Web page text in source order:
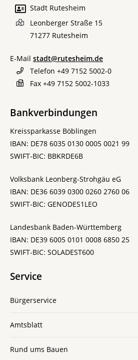
Stadt Rutesheim
Leonberger Straße 15
71277 Rutesheim
E-Mail stadt@rutesheim.de
Telefon +49 7152 5002-0
Fax +49 7152 5002-1033
Bankverbindungen
Kreissparkasse Böblingen
IBAN: DE78 6035 0130 0005 0021 99
SWIFT-BIC: BBKRDE6B
Volksbank Leonberg-Strohgäu eG
IBAN: DE36 6039 0300 0260 2760 06
SWIFT-BIC: GENODES1LEO
Landesbank Baden-Württemberg
IBAN: DE39 6005 0101 0008 6850 25
SWIFT-BIC: SOLADEST600
Service
Bürgerservice
Amtsblatt
Rund ums Bauen